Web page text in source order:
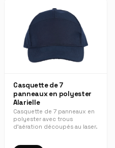
Casquette de 7
panneaux en polyester
Alarielle
Casquette de 7 panneaux en
polyester avec trous
d’aération découpés au laser.